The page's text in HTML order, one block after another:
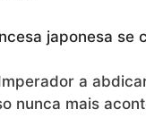
japonesa se
a
nunca mais